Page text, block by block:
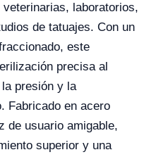
laboratorios,
de tatuajes. Con un
este
precisa al
presión y la
Fabricado en acero
de usuario amigable,
superior y una